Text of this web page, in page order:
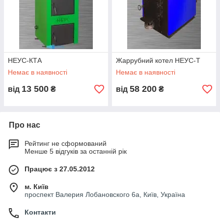
НЕУС-КТА
Немає в наявності
від 13 500 ₴
Жаррубний котел НЕУС-Т
Немає в наявності
від 58 200 ₴
Про нас
Рейтинг не сформований
Менше 5 відгуків за останній рік
Працює з 27.05.2012
м. Київ
проспект Валерия Лобановского 6а, Київ, Україна
Контакти